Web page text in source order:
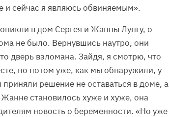
и сейчас я являюсь обвиняемым».
в дом Сергея и Жанны Лунгу, о
не было. Вернувшись наутро, они
дверь взломана. Зайдя, я смотрю, что
но потом уже, как мы обнаружили, у
решение не оставаться в доме, а
становилось хуже и хуже, она
новость о беременности. «Но уже